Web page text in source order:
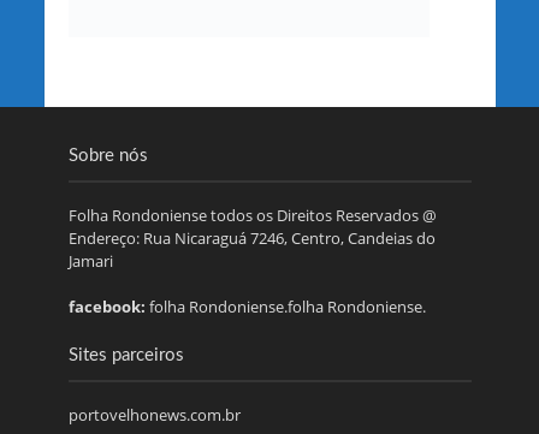
Sobre nós
Folha Rondoniense todos os Direitos Reservados @
Endereço: Rua Nicaraguá 7246, Centro, Candeias do
Jamari
facebook: folha Rondoniense.folha Rondoniense.
Sites parceiros
portovelhonews.com.br